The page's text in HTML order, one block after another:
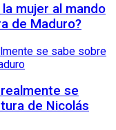
mujer al mando
de Maduro?
se
de Nicolás